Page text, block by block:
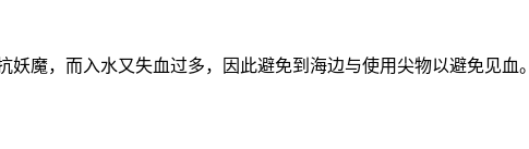
魔，而入水又失血过多，因此避免到海边与使用尖物以避免见血。